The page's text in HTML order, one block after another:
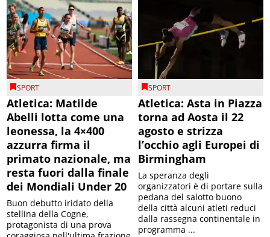
SPORT
Atletica: Matilde
Abelli lotta come una
leonessa, la 4×400
azzurra firma il
primato nazionale, ma
resta fuori dalla finale
dei Mondiali Under 20
Buon debutto iridato della
stellina della Cogne,
protagonista di una prova
SPORT
Atletica: Asta in Piazza
torna ad Aosta il 22
agosto e strizza
l’occhio agli Europei di
Birmingham
La speranza degli
organizzatori è di portare sulla
pedana del salotto buono
della città alcuni atleti reduci
dalla rassegna continentale in
programma ...